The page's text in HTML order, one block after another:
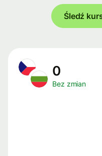
Śledź
0
Bez zmian